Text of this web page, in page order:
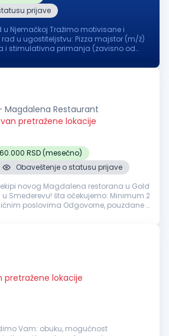
prijave
u Njemačkoj Tražimo motivisane i
u ugostiteljstvu: Pizza majstor (m/ž)
Magdalena Restaurant
pretražene lokacije
RSD (mesečno)
Obaveštenje o statusu prijave
ekipi novog Magdalena restorana u Gold
šta očekujemo: Minimum 2
poslovima Odgovorne, pouzdane i
pretražene lokacije
obuku, mogućnost